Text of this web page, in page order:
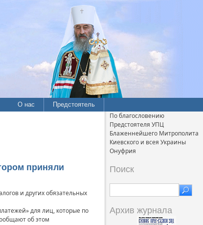
О нас Предстоятель
приняли
и других обязательных
для лиц, которые по
об этом
По благословению
Предстоятеля УПЦ
Блаженнейшего Митрополита
Киевского и всея Украины
Онуфрия
Поиск
Архив журнала